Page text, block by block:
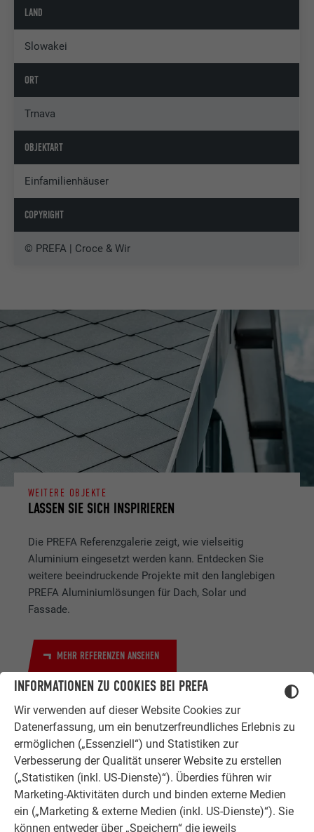
INFORMATIONEN ZU COOKIES BEI PREFA
Wir verwenden auf dieser Website Cookies zur
Datenerfassung, um ein benutzerfreundliches Erlebnis zu
ermöglichen („Essenziell“) und Statistiken zur
Verbesserung der Qualität unserer Website zu erstellen
(„Statistiken (inkl. US-Dienste)“). Überdies führen wir
Marketing-Aktivitäten durch und binden externe Medien
ein („Marketing & externe Medien (inkl. US-Dienste)“). Sie
können entweder über „Speichern“ die jeweils
LAND
Slowakei
ORT
Trnava
OBJEKTART
Einfamilienhäuser
COPYRIGHT
© PREFA | Croce & Wir
LASSEN SIE SICH INSPIRIEREN
WEITERE OBJEKTE
Die PREFA Referenzgalerie zeigt, wie vielseitig
Aluminium eingesetzt werden kann. Entdecken Sie
weitere beeindruckende Projekte mit den langlebigen
PREFA Aluminiumlösungen für Dach, Solar und
Fassade.
MEHR REFERENZEN ANSEHEN
ERFAHRUNGSBERICHTE
ZUFRIEDENE KUNDEN